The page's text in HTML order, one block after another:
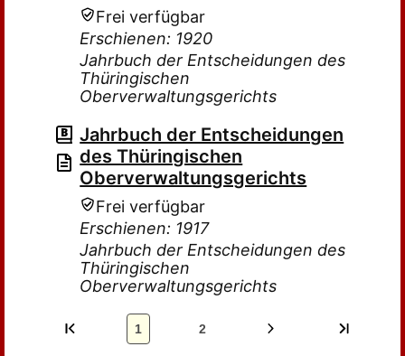
Frei verfügbar
Erschienen: 1920
Jahrbuch der Entscheidungen des
Thüringischen
Oberverwaltungsgerichts
Jahrbuch der Entscheidungen
des Thüringischen
Oberverwaltungsgerichts
Frei verfügbar
Erschienen: 1917
Jahrbuch der Entscheidungen des
Thüringischen
Oberverwaltungsgerichts
1 2